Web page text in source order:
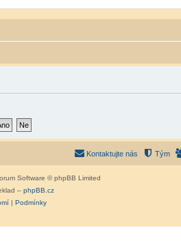
Tým
Kontaktujte nás
Software © phpBB Limited
– phpBB.cz
| Podmínky